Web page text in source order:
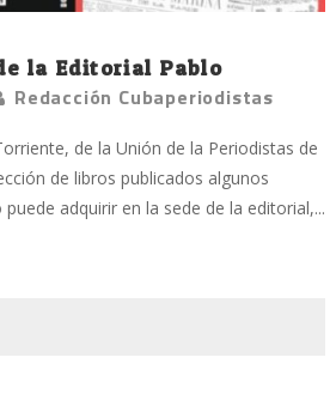
la Editorial Pablo
Redacción Cubaperiodistas
de la Unión de la Periodistas de
de libros publicados algunos
adquirir en la sede de la editorial,...